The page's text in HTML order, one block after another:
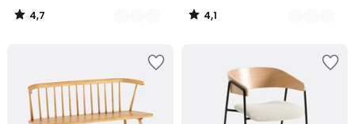
4,7
/
4,1
/